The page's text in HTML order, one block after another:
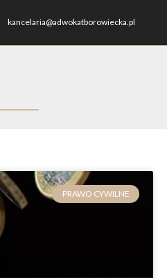
kancelaria@adwokatborowiecka.pl
PRAWO CYWILNE